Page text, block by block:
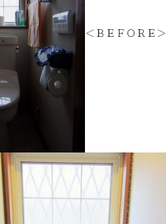
＜ＢＥＦＯＲＥ＞